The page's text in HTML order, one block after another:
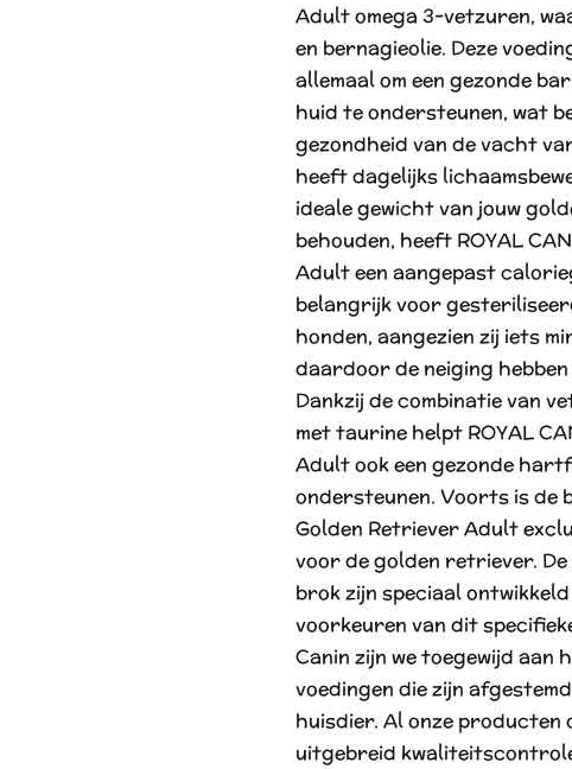
Adult omega 3-vetzuren,
en bernagieolie. Deze
allemaal om een gezonde
huid te ondersteunen, wat
gezondheid van de vacht
heeft dagelijks
ideale gewicht van jouw
behouden, heeft ROYAL
Adult een aangepast
belangrijk voor
honden, aangezien zij iets
daardoor de neiging hebben
Dankzij de combinatie van
met taurine helpt ROYAL
Adult ook een gezonde
ondersteunen. Voorts is de
Golden Retriever Adult
voor de golden retriever.
brok zijn speciaal
voorkeuren van dit
Canin zijn we toegewijd aan
voedingen die zijn
huisdier. Al onze producten
uitgebreid